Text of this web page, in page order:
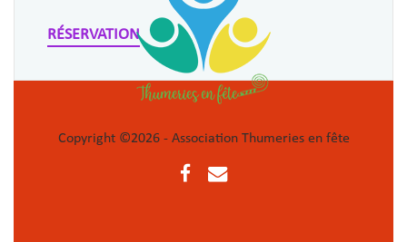
RÉSERVATION
Copyright ©2026 - Association Thumeries en fête